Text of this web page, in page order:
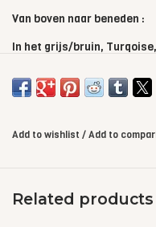
Van boven naar beneden :
In het grijs/bruin,
roze, bruin, wit, fushia roze
Add to wishlist /Add to
Related products